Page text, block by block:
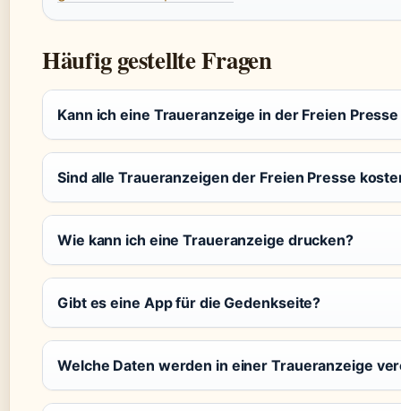
Häufig gestellte Fragen
Kann ich eine Traueranzeige in der Freien
Sind alle Traueranzeigen der Freien Presse
Wie kann ich eine Traueranzeige drucken?
Gibt es eine App für die Gedenkseite?
Welche Daten werden in einer Traueranzeige